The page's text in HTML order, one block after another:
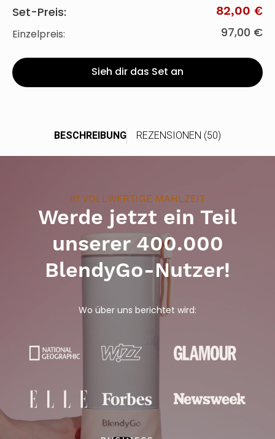
Set-Preis: 82,00 €
Einzelpreis: 97,00 €
Sieh dir das Set an
BESCHREIBUNG REZENSIONEN (50)
#1 VOLLWERTIGE MAHLZEIT
Werde jetzt ein Teil
unserer 400.000
BlendyGo-Nutzer!
Wo über uns berichtet wird: